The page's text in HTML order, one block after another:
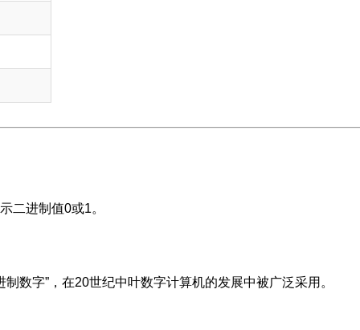
二进制值0或1。
数字”，在20世纪中叶数字计算机的发展中被广泛采用。